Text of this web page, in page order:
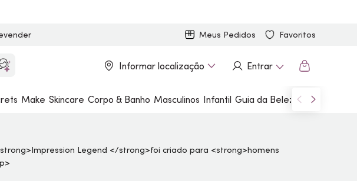
Meus Pedidos Favoritos
Informar localização Entrar
Make Skincare Corpo & Banho Masculinos Infantil Guia da Beleza Marcas